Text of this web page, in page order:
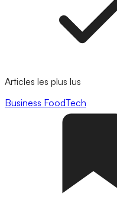
Articles les plus lus
Business FoodTech